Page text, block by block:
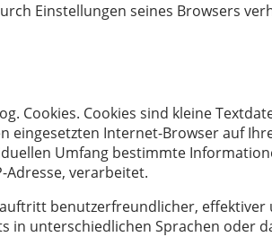
Einstellungen seines Browsers
Cookies. Cookies sind kleine
eingesetzten Internet-Browser auf
Umfang bestimmte
verarbeitet.
benutzerfreundlicher, effektiver
in unterschiedlichen Sprachen oder